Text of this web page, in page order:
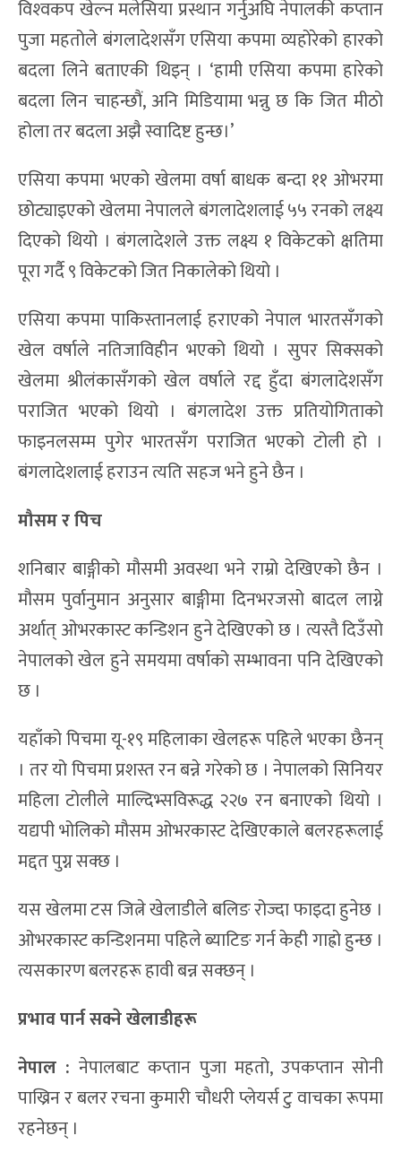
विश्‍वकप खेल्न मलेसिया प्रस्थान गर्नुअघि नेपालकी कप्तान
पुजा महतोले बंगलादेशसँग एसिया कपमा व्यहोरेको हारको
बदला लिने बताएकी थिइन् । ‘हामी एसिया कपमा हारेको
बदला लिन चाहन्छौं, अनि मिडियामा भन्नु छ कि जित मीठो
होला तर बदला अझै स्वादिष्ट हुन्छ।’
एसिया कपमा भएको खेलमा वर्षा बाधक बन्दा ११ ओभरमा
छोट्याइएको खेलमा नेपालले बंगलादेशलाई ५५ रनको लक्ष्य
दिएको थियो । बंगलादेशले उक्त लक्ष्य १ विकेटको क्षतिमा
पूरा गर्दै ९ विकेटको जित निकालेको थियो ।
एसिया कपमा पाकिस्तानलाई हराएको नेपाल भारतसँगको
खेल वर्षाले नतिजाविहीन भएको थियो । सुपर सिक्सको
खेलमा श्रीलंकासँगको खेल वर्षाले रद्द हुँदा बंगलादेशसँग
पराजित भएको थियो । बंगलादेश उक्त प्रतियोगिताको
फाइनलसम्म पुगेर भारतसँग पराजित भएको टोली हो ।
बंगलादेशलाई हराउन त्यति सहज भने हुने छैन ।
मौसम र पिच
शनिबार बाङ्गीको मौसमी अवस्था भने राम्रो देखिएको छैन ।
मौसम पुर्वानुमान अनुसार बाङ्गीमा दिनभरजसो बादल लाग्ने
अर्थात् ओभरकास्ट कन्डिशन हुने देखिएको छ । त्यस्तै दिउँसो
नेपालको खेल हुने समयमा वर्षाको सम्भावना पनि देखिएको
छ ।
यहाँको पिचमा यू-१९ महिलाका खेलहरू पहिले भएका छैनन्
। तर यो पिचमा प्रशस्त रन बन्ने गरेको छ । नेपालको सिनियर
महिला टोलीले माल्दिभ्सविरूद्ध २२७ रन बनाएको थियो ।
यद्यपी भोलिको मौसम ओभरकास्ट देखिएकाले बलरहरूलाई
मद्दत पुग्न सक्छ ।
यस खेलमा टस जित्ने खेलाडीले बलिङ रोज्दा फाइदा हुनेछ ।
ओभरकास्ट कन्डिशनमा पहिले ब्याटिङ गर्न केही गाह्रो हुन्छ ।
त्यसकारण बलरहरू हावी बन्न सक्छन् ।
प्रभाव पार्न सक्ने खेलाडीहरू
नेपाल : नेपालबाट कप्तान पुजा महतो, उपकप्तान सोनी
पाख्रिन र बलर रचना कुमारी चौधरी प्लेयर्स टु वाचका रूपमा
रहनेछन् ।